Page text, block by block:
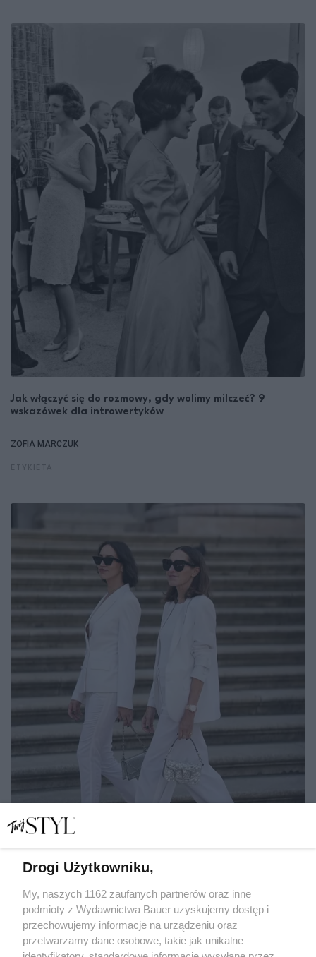
Jak włączyć się do rozmowy, gdy wolimy milczeć? 9
wskazówek dla introwertyków
ZOFIA MARCZUK
eleganckiego dress code'u
ZOFIA MARCZUK
ETYKIETA
Drogi Użytkowniku,
My, naszych 1162 zaufanych partnerów oraz inne
podmioty z Wydawnictwa Bauer uzyskujemy dostęp i
przechowujemy informacje na urządzeniu oraz
przetwarzamy dane osobowe, takie jak unikalne